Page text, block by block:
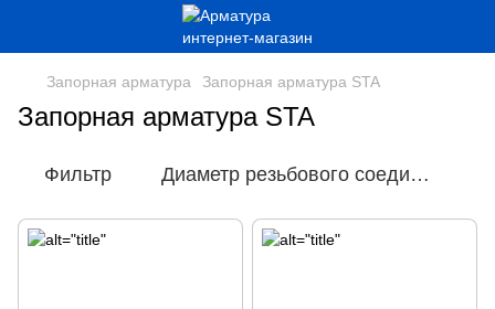
Запорная арматура Запорная арматура STA
Запорная арматура STA
Фильтр Диаметр резьбового соединения